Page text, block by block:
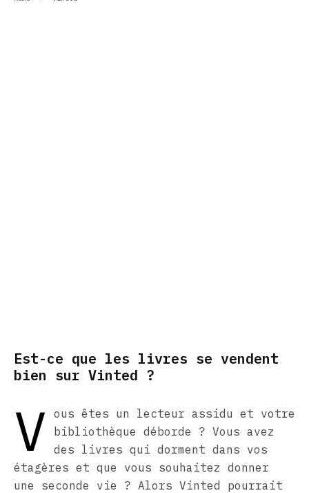
Est-ce que les livres se vendent
bien sur Vinted ?
V
ous êtes un lecteur assidu et votre
bibliothèque déborde ? Vous avez
des livres qui dorment dans vos
étagères et que vous souhaitez donner
une seconde vie ? Alors Vinted pourrait